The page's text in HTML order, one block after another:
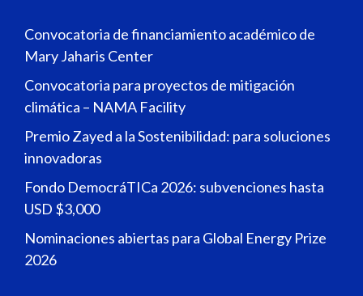
Convocatoria de financiamiento académico de
Mary Jaharis Center
Convocatoria para proyectos de mitigación
climática – NAMA Facility
Premio Zayed a la Sostenibilidad: para soluciones
innovadoras
Fondo DemocráTICa 2026: subvenciones hasta
USD $3,000
Nominaciones abiertas para Global Energy Prize
2026